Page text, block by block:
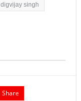
digvijay singh
Share